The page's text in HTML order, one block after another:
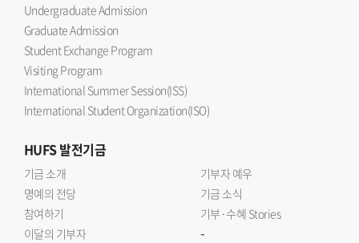
Undergraduate Admission
Graduate Admission
Student Exchange Program
Visiting Program
International Summer Session(ISS)
International Student Organization(ISO)
HUFS발전기금
기금 소개
기부자 예우
명예의 전당
기금 소식
참여하기
기부·수혜 Stories
이달의 기부자
-